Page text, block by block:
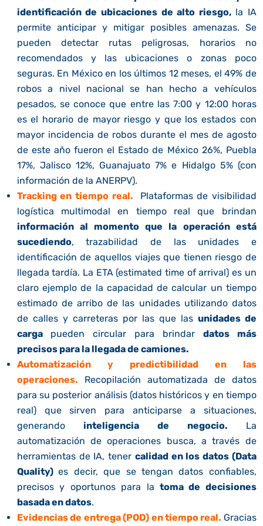
identificación de ubicaciones de alto riesgo,la IA
permite anticipar y mitigar posibles amenazas. Se
pueden detectar rutas peligrosas, horarios no
recomendados y las ubicaciones o zonas poco
seguras. En México en los últimos 12 meses, el 49% de
robos a nivel nacional se han hecho a vehículos
pesados, se conoce que entre las 7:00 y 12:00 horas
es el horario de mayor riesgo y que los estados con
mayor incidencia de robos durante el mes de agosto
de este año fueron el Estado de México 26%, Puebla
17%, Jalisco 12%, Guanajuato 7% e Hidalgo 5% (con
información de la ANERPV).
Tracking en tiempo real.
Plataformas de visibilidad
logística multimodal en tiempo real que brindan
información al momento que la operación está
sucediendo, trazabilidad de las unidades e
identificación de aquellos viajes que tienen riesgo de
llegada tardía. La ETA (estimated time of arrival) es un
claro ejemplo de la capacidad de calcular un tiempo
estimado de arribo de las unidades utilizando datos
de calles y carreteras por las que las unidades de
carga pueden circular para brindar datos más
precisos para la llegada de camiones.
Automatización y predictibilidad en las
operaciones.
Recopilación automatizada de datos
para su posterior análisis (datos históricos y en tiempo
real) que sirven para anticiparse a situaciones,
generandointeligencia de negocio. La
automatización de operaciones busca, a través de
herramientas de IA, tener calidad en los datos (Data
Quality)es decir, que se tengan datos confiables,
precisos y oportunos para la toma de decisiones
basada en datos.
Evidencias de entrega (POD) en tiempo real. Gracias